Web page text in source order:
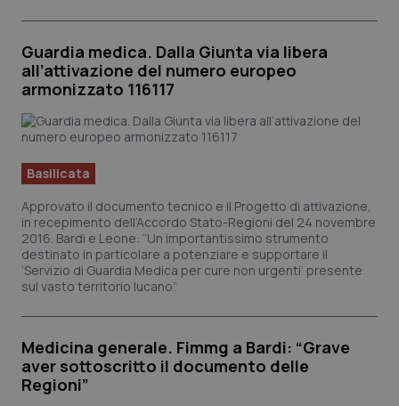
Guardia medica. Dalla Giunta via libera
all’attivazione del numero europeo
armonizzato 116117
Basilicata
Approvato il documento tecnico e il Progetto di attivazione,
in recepimento dell’Accordo Stato-Regioni del 24 novembre
2016. Bardi e Leone: “Un importantissimo strumento
destinato in particolare a potenziare e supportare il
‘Servizio di Guardia Medica per cure non urgenti’ presente
sul vasto territorio lucano”.
Medicina generale. Fimmg a Bardi: “Grave
aver sottoscritto il documento delle
Regioni”